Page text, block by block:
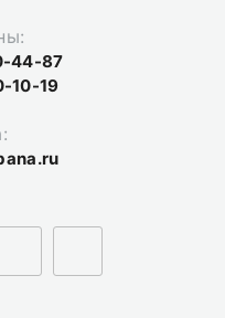
44-87
10-19